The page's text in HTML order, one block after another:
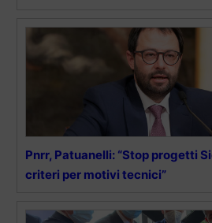
Pnrr, Patuanelli: “Stop progetti
criteri per motivi tecnici”